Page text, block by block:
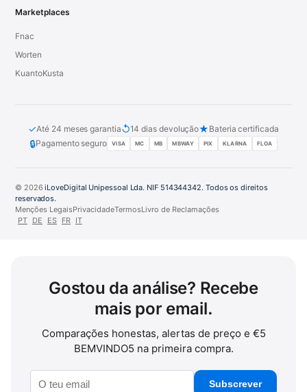
Marketplaces
Fnac
Worten
KuantoKusta
✓Até 24 meses garantia↺14 dias devolução★ Bateria certificada
🔒Pagamento seguro VISA MC MB MBWAY PIX KLARNA FLOA
© 2026iLoveDigital Unipessoal Lda. NIF 514344342. Todos os direitos
reservados.
Menções LegaisPrivacidadeTermosLivro de Reclamações
PT DE ES FR IT
Gostou da análise? Recebe
mais por email.
Comparações honestas, alertas de preço e €5
BEMVINDO5 na primeira compra.
Subscrever